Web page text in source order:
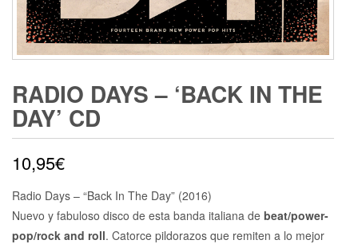
RADIO DAYS – ‘BACK IN THE
DAY’ CD
10,95€
Radio Days – “Back In The Day” (2016)
Nuevo y fabuloso disco de esta banda italiana de beat/power-
pop/rock and roll. Catorce pildorazos que remiten a lo mejor